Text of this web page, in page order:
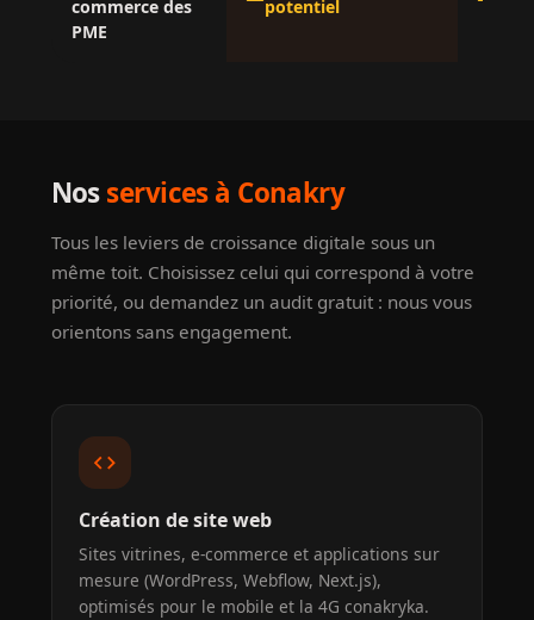
commerce des
PME
potentiel
Nosservices à Conakry
Tous les leviers de croissance digitale sous un
même toit. Choisissez celui qui correspond à votre
priorité, ou demandez un audit gratuit : nous vous
orientons sans engagement.
code
Création de site web
Sites vitrines, e-commerce et applications sur
mesure (WordPress, Webflow, Next.js),
optimisés pour le mobile et la 4G conakryka.